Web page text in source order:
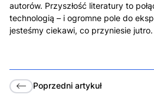
autorów. Przyszłość literatury to
technologią – i ogromne pole do
jesteśmy ciekawi, co przyniesie jutro.
Poprzedni artykuł